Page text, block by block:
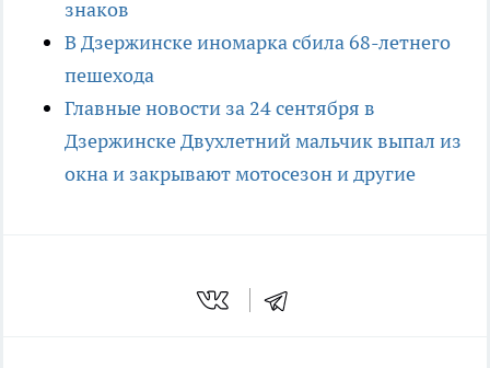
знаков
В Дзержинске иномарка сбила 68-летнего
пешехода
Главные новости за 24 сентября в
Дзержинске Двухлетний мальчик выпал из
окна и закрывают мотосезон и другие